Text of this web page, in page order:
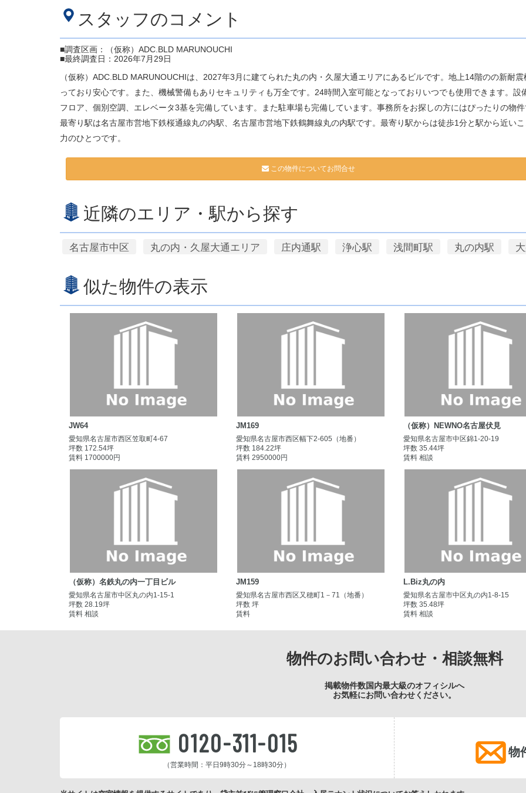
スタッフのコメント
■調査区画：（仮称）ADC.BLD MARUNOUCHI
■最終調査日：2026年7月29日
（仮称）ADC.BLD MARUNOUCHIは、2027年3月に建てられた丸の内・久屋大通エリアにあるビルです。地上14階のの新耐震
っており安心です。また、機械警備もありセキュリティも万全です。24時間入室可能となっておりいつでも使用できます。設
フロア、個別空調、エレベータ3基を完備しています。また駐車場も完備しています。事務所をお探しの方にはぴったりの物件
最寄り駅は名古屋市営地下鉄桜通線丸の内駅、名古屋市営地下鉄鶴舞線丸の内駅です。最寄り駅からは徒歩1分と駅から近い
力のひとつです。
この物件についてお問合せ
近隣のエリア・駅から探す
名古屋市中区 丸の内・久屋大通エリア 庄内通駅 浄心駅 浅間町駅 丸の内駅
似た物件の表示
JW64
愛知県名古屋市西区笠取町4-67
坪数 172.54坪
賃料 1700000円
JM169
愛知県名古屋市西区幅下2-605（地番）
坪数 184.22坪
賃料 2950000円
（仮称）NEWNO名古屋伏見
愛知県名古屋市中区錦1-20-19
坪数 35.44坪
賃料 相談
（仮称）名鉄丸の内一丁目ビル
愛知県名古屋市中区丸の内1-15-1
坪数 28.19坪
賃料 相談
JM159
愛知県名古屋市西区又穂町1－71（地番）
坪数 坪
賃料
L.Biz丸の内
愛知県名古屋市中区丸の内1-8-15
坪数 35.48坪
賃料 相談
物件のお問い合わせ・相談無料
掲載物件数国内最大級のオフィシルへ
お気軽にお問い合わせください。
0120-311-015
（営業時間：平日9時30分～18時30分）
物